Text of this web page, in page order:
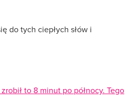
do tych ciepłych słów i
to 8 minut po północy. Tego